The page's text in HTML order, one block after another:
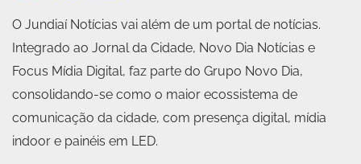
O Jundiaí Notícias vai além de um portal de notícias.
Integrado ao Jornal da Cidade, Novo Dia Notícias e
Focus Mídia Digital, faz parte do Grupo Novo Dia,
consolidando-se como o maior ecossistema de
comunicação da cidade, com presença digital, mídia
indoor e painéis em LED.